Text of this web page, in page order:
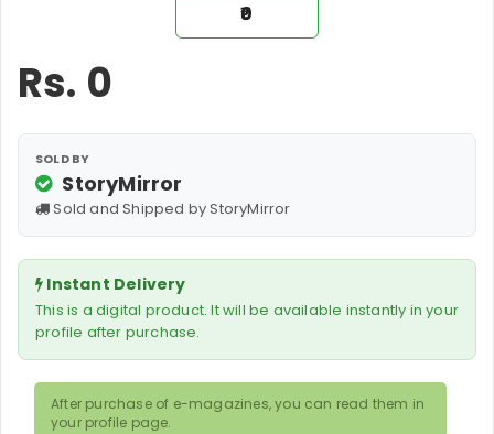
₹0
Rs. 0
SOLD BY
StoryMirror
Sold and Shipped by StoryMirror
Instant Delivery
This is a digital product. It will be available instantly in your
profile after purchase.
After purchase of e-magazines, you can read them in
your profile page.